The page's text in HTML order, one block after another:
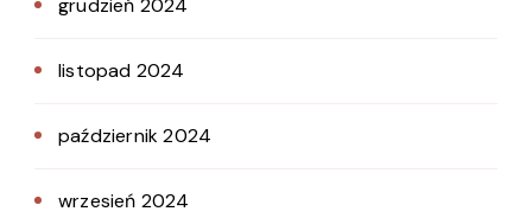
grudzień 2024
listopad 2024
październik 2024
wrzesień 2024